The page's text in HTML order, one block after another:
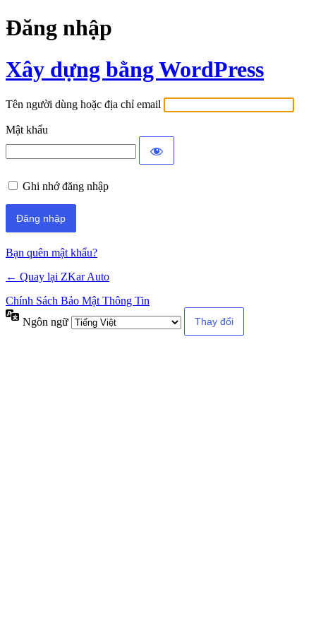
Đăng nhập
Xây dựng bằng WordPress
Tên người dùng hoặc địa chỉ email
Mật khẩu
Ghi nhớ đăng nhập
Bạn quên mật khẩu?
← Quay lại ZKar Auto
Chính Sách Bảo Mật Thông Tin
Ngôn ngữ